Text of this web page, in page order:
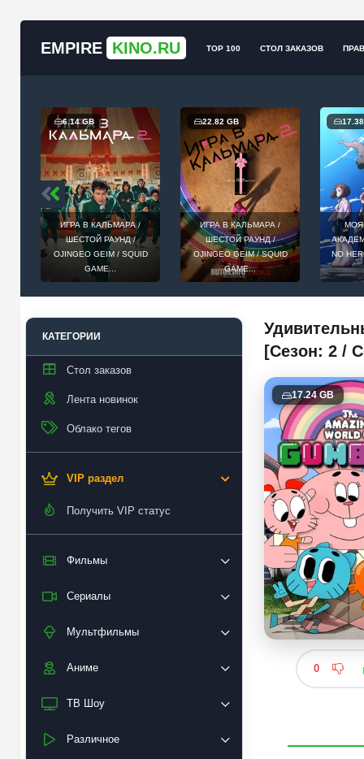
EMPIRE KINO.RU TOP 100 СТОЛ ЗАКАЗОВ
6.14 GB
ИГРА В КАЛЬМАРА /
ШЕСТОЙ РАУНД /
OJINGEO GEIM / SQUID
GAME...
22.82 GB
ИГРА В КАЛЬМАРА /
ШЕСТОЙ РАУНД /
OJINGEO GEIM / SQUID
GAME...
МОЯ
NO
КАТЕГОРИИ
Стол заказов
Лента новинок
Облако тегов
VIP раздел
Получить VIP статус
Фильмы
Сериалы
Мультфильмы
Аниме
ТВ Шоу
Различное
[Сезон: 2 /
17.24 GB
0